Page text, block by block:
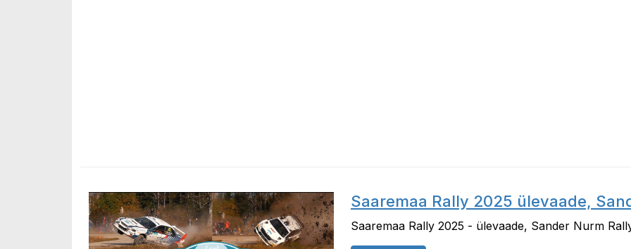
Saaremaa Rally 2025 ülevaade,
Saaremaa Rally 2025 - ülevaade, Sander Nurm